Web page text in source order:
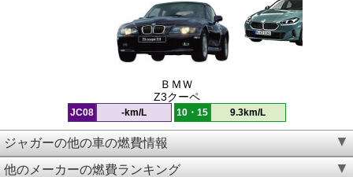
ＢＭＷ
Z3クーペ
JC08 -km/L 10・15 9.3km/L
ジャガーの他の車の燃費情報
他のメーカーの燃費ランキング